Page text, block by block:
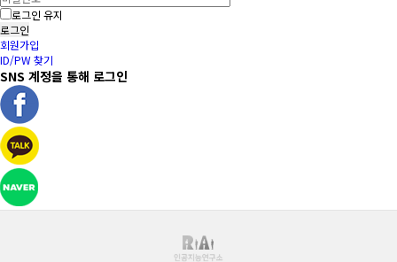
로그인 유지
로그인
회원가입
ID/PW 찾기
SNS 계정을 통해 로그인